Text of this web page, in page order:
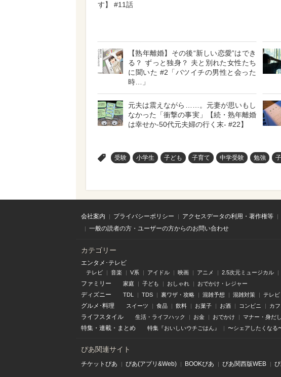
す】 #11話
【熟年離婚】その後“新しい恋愛”はでき
る？ ずっと独身？ 夫と別れた女性たち
に聞いた #2「バツイチの男性と会った
時…」
元夫は震えながら……。元妻が思いもし
なかった「衝撃の事実」【続・熟年離婚
は幸せか-50代元夫婦の行く末- #22】
受験 小学生 子ども 子育て 中学受験 勉強
会社案内 プライバシーポリシー アクセスデータの利用・著作権等
一般の読者の方・ユーザーの方からのお問い合わせ
カテゴリー
エンタメ･テレビ
テレビ 音楽 V系 アイドル 映画 アニメ 2.5次元ミュージカル
ファミリー 家庭 子ども おしゃれ おでかけ・レジャー
ディズニー TDL TDS 裏ワザ・攻略 混雑予想 混雑対策 テレ
グルメ･料理 スイーツ 食品 飲料 お菓子 お酒 コンビニ カ
ライフスタイル 生活・ライフハック お金 おでかけ マナー・身だ
特集 ・ 連載 ・ まとめ 特集『おいしいウチごはん』 〜シェアしたくなる
ぴあ関連サイト
チケットぴあ ぴあ(アプリ&Web) BOOKぴあ ぴあ関⻄版WEB